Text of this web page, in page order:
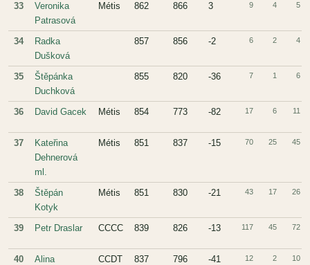
33
Veronika
Patrasová
Métis 862 866 3 9 4 5
34
Radka
Dušková
857 856 -2 6 2 4
35
Štěpánka
Duchková
855 820 -36 7 1 6
36 David Gacek Métis 854 773 -82 17 6 11
37
Kateřina
Dehnerová
ml.
Métis 851 837 -15 70 25 45
38
Štěpán
Kotyk
Métis 851 830 -21 43 17 26
39 Petr Draslar CCCC 839 826 -13 117 45 72
40
Alina
CCDT 837 796 -41 12 2 10